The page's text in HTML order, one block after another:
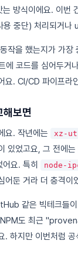
는 방식이에요. 이번
중단) 처리되거나
작을 했는지가 가
에 코드를 심어두거
요. CI/CD 파이프라
해보면
요. 작년에는 xz-
있었고요, 그 전에는
요. 특히
node-
어둔 거라 더 충격이
같은 빅테크
도 최근
. 하지만 이번처럼